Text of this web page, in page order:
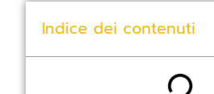
Indice dei contenuti